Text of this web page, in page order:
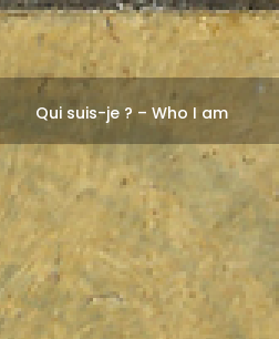
Qui suis-je ? – Who I am